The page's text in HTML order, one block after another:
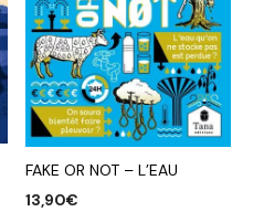
FAKE OR NOT – L’EAU
13,90€